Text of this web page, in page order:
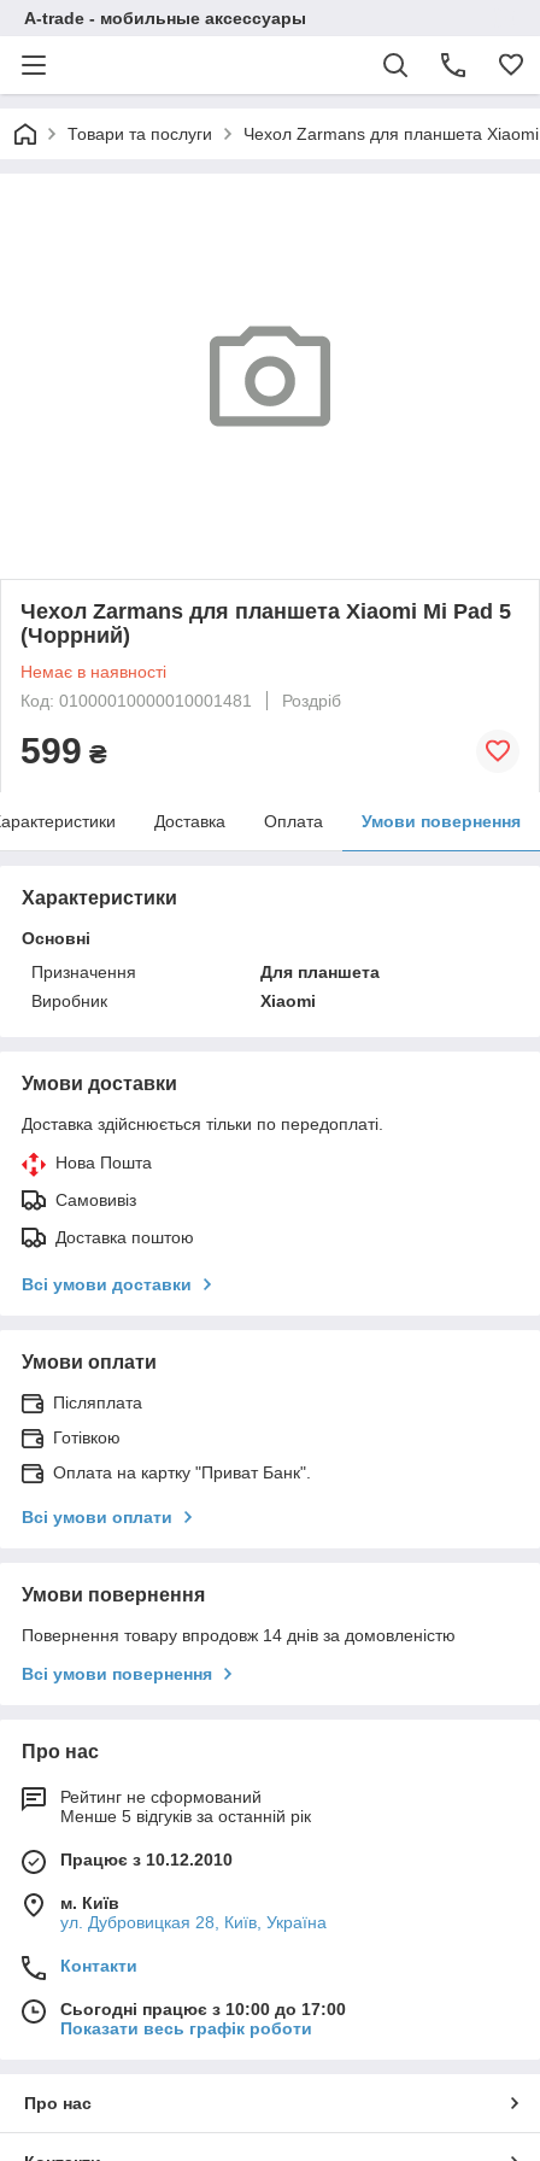
A-trade - мобильные аксессуары
Товари та послуги Чехол Zarmans для планшета
Чехол Zarmans для планшета Xiaomi Mi Pad 5
(Чоррний)
Немає в наявності
Код: 01000010000010001481
Роздріб
599 ₴
Доставка Оплата Умови повернення
Характеристики
Основні
Призначення
Для планшета
Виробник
Xiaomi
Умови доставки
Доставка здійснюється тільки по передоплаті.
Нова Пошта
Самовивіз
Доставка поштою
Всі умови доставки
Умови оплати
Післяплата
Готівкою
Оплата на картку "Приват Банк".
Всі умови оплати
Умови повернення
Повернення товару впродовж 14 днів за домовленістю
Всі умови повернення
Про нас
Рейтинг не сформований
Менше 5 відгуків за останній рік
Працює з 10.12.2010
м. Київ
ул. Дубровицкая 28, Київ, Україна
Контакти
Сьогодні працює з 10:00 до 17:00
Показати весь графік роботи
Про нас